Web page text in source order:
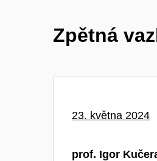
Zpětná
23. května 2024
prof. Igor